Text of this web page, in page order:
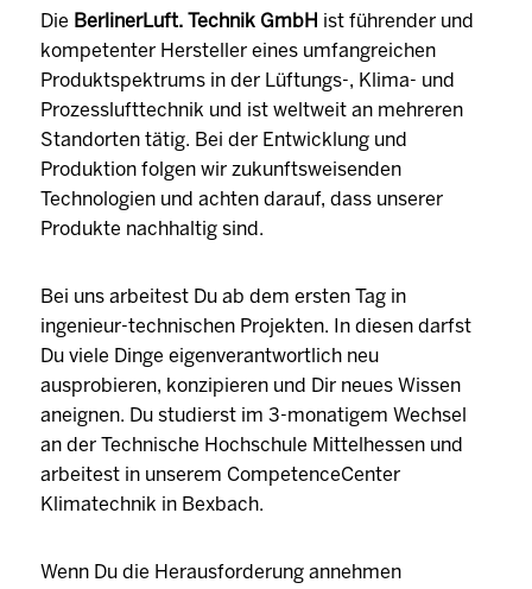
Die BerlinerLuft. Technik GmbH ist führender und
kompetenter Hersteller eines umfangreichen
Produktspektrums in der Lüftungs-, Klima- und
Prozesslufttechnik und ist weltweit an mehreren
Standorten tätig. Bei der Entwicklung und
Produktion folgen wir zukunftsweisenden
Technologien und achten darauf, dass unserer
Produkte nachhaltig sind.
Bei uns arbeitest Du ab dem ersten Tag in
ingenieur-technischen Projekten. In diesen darfst
Du viele Dinge eigenverantwortlich neu
ausprobieren, konzipieren und Dir neues Wissen
aneignen. Du studierst im 3-monatigem Wechsel
an der Technische Hochschule Mittelhessen und
arbeitest in unserem CompetenceCenter
Klimatechnik in Bexbach.
Wenn Du die Herausforderung annehmen